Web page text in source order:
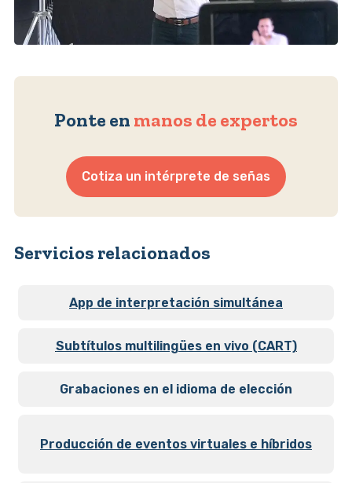
Ponte en manos de expertos
Cotiza un intérprete de señas
Servicios relacionados
App de interpretación simultánea
Subtítulos multilingües en vivo (CART)
Grabaciones en el idioma de elección
Producción de eventos virtuales e híbridos